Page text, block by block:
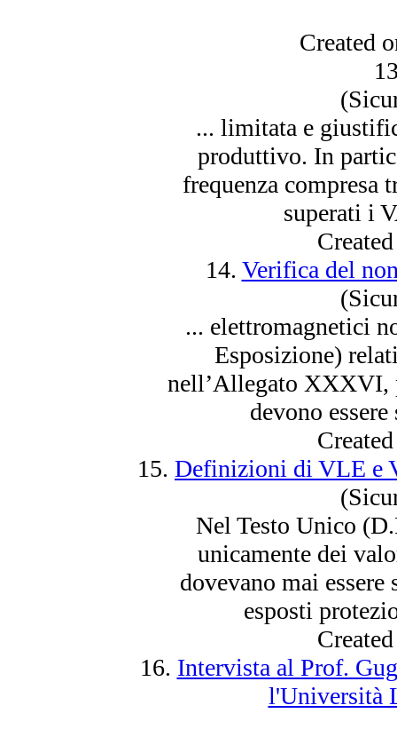
Created
... limitata e
produttivo. In
frequenza compresa
superati i
14. Verifica del
... elettromagnetici
Esposizione)
nell’Allegato XXXVI,
devono essere
15. Definizioni di VLE e
Nel Testo Unico
unicamente dei
dovevano mai essere
esposti
16. Intervista al Prof.
l'Università